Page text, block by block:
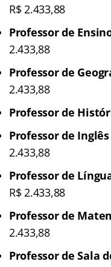
R$ 2.433,88
Professor de
2.433,88
Professor de
2.433,88
Professor de
Professor de
2.433,88
Professor de
R$ 2.433,88
Professor de
2.433,88
Professor de Sala